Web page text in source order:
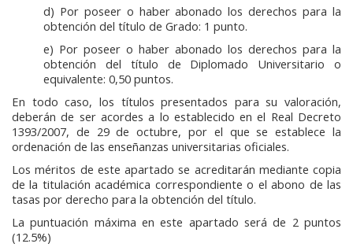
d) Por poseer o haber abonado los derechos para la
obtención del título de Grado: 1 punto.
e) Por poseer o haber abonado los derechos para la
obtención del título de Diplomado Universitario o
equivalente: 0,50 puntos.
En todo caso, los títulos presentados para su valoración,
deberán de ser acordes a lo establecido en el Real Decreto
1393/2007, de 29 de octubre, por el que se establece la
ordenación de las enseñanzas universitarias oficiales.
Los méritos de este apartado se acreditarán mediante copia
de la titulación académica correspondiente o el abono de las
tasas por derecho para la obtención del título.
La puntuación máxima en este apartado será de 2 puntos
(12.5%)